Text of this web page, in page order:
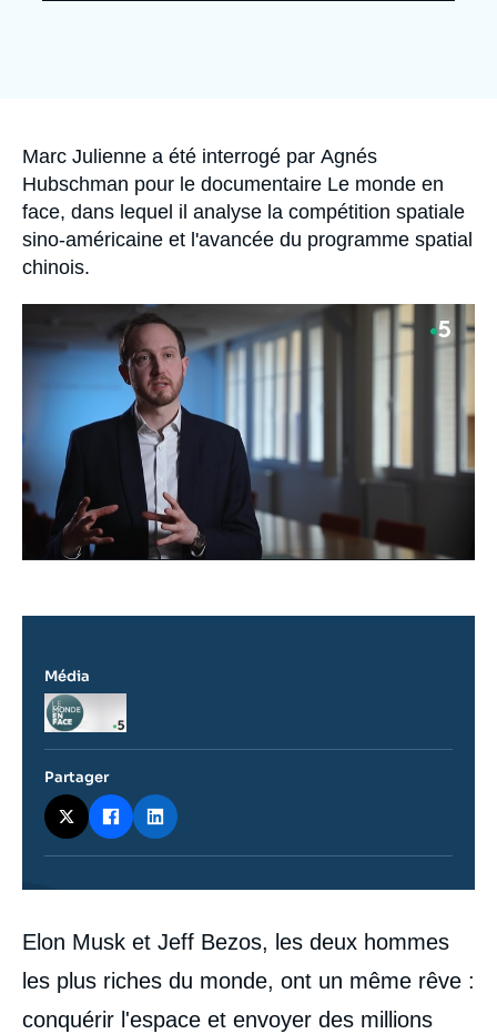
Accroche
Marc Julienne a été interrogé par Agnés
Hubschman pour le documentaire Le monde en
face, dans lequel il analyse la compétition spatiale
sino-américaine et l'avancée du programme spatial
chinois.
médiatique
Contenu
intervention
médiatique
Elon Musk et Jeff Bezos, les deux hommes
les plus riches du monde, ont un même rêve :
conquérir l'espace et envoyer des millions
Média
Logo
Partager